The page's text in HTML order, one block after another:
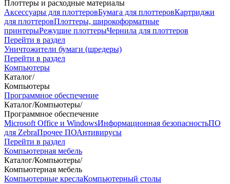
Плоттеры и расходные материалы
Аксессуары для плоттеровБумага для плоттеровКартриджи
для плоттеровПлоттеры, широкоформатные
принтерыРежущие плоттерыЧернила для плоттеров
Перейти в раздел
Уничтожители бумаги (шредеры)
Перейти в раздел
Компьютеры
Каталог/
Компьютеры
Программное обеспечение
Каталог/Компьютеры/
Программное обеспечение
Microsoft Office и WindowsИнформационная безопасностьПО
для ZebraПрочее ПОАнтивирусы
Перейти в раздел
Компьютерная мебель
Каталог/Компьютеры/
Компьютерная мебель
Компьютерные креслаКомпьютерный столы